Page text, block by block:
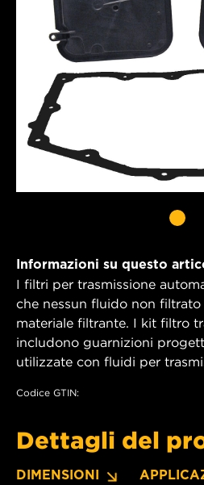
Informazioni su questo
I filtri per trasmissione
che nessun fluido non filtrato
materiale filtrante. I kit filtro
includono guarnizioni
utilizzate con fluidi per
Codice GTIN:
Dettagli del
DIMENSIONI